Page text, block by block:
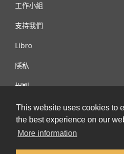
This website uses cookies to
the best experience on our
More information
工作小組
支持我們
Libro
隱私
規則
連絡我們